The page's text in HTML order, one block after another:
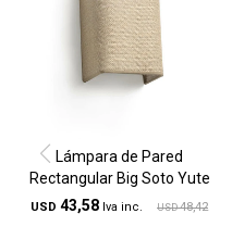
Lámpara de Pared
Rectangular Big Soto Yute
USD 43,58 USD 48,42